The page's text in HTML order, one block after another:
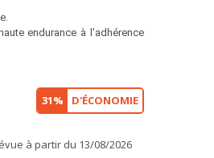
endurance à l'adhérence
31% D'ÉCONOMIE
à partir du 13/08/2026